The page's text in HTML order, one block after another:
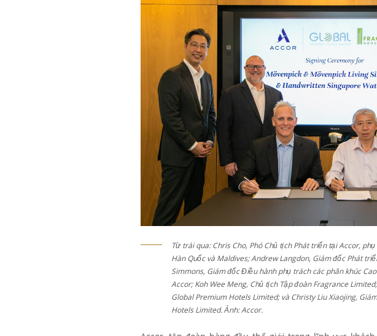
Từ trái qua: Chris Cho, Phó Chủ tịch Phát triển tại Accor,
Hàn Quốc và Maldives; Andrew Langdon, Giám đốc Phát
Simmons, Giám đốc Điều hành phụ trách các phân khúc
Accor; Koh Wee Meng, Chủ tịch Tập đoàn Fragrance
Global Premium Hotels Limited; và Christy Liu Xiaojing,
Hotels Limited. Ảnh: Accor.